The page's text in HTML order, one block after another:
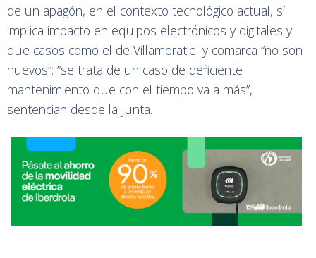
de un apagón, en el contexto tecnológico actual, sí
implica impacto en equipos electrónicos y digitales y
que casos como el de Villamoratiel y comarca “no son
nuevos”: “se trata de un caso de deficiente
mantenimiento que con el tiempo va a más”,
sentencian desde la Junta.